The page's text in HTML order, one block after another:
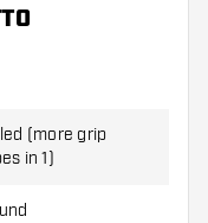
(more grip
in 1)